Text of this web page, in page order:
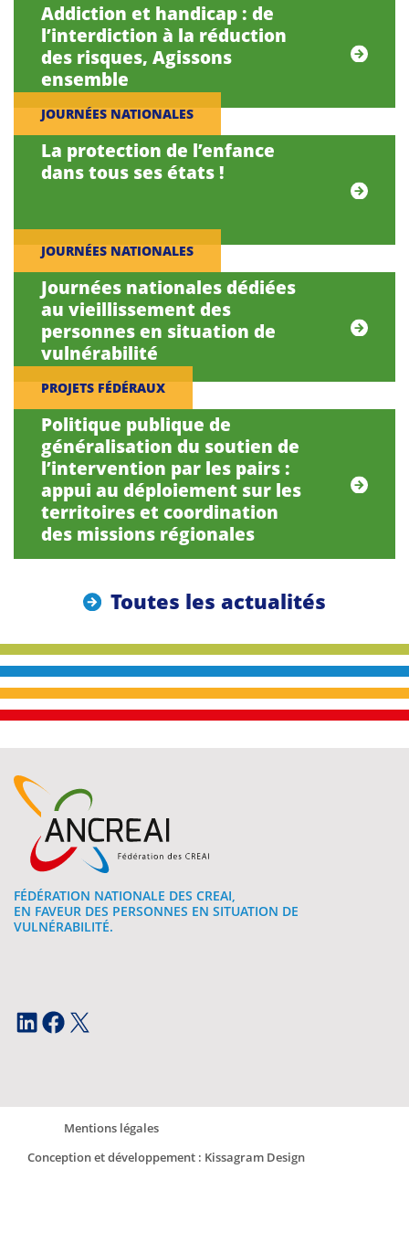
Addiction et handicap : de
l’interdiction à la réduction
des risques, Agissons
ensemble
JOURNÉES NATIONALES
La protection de l’enfance
dans tous ses états !
JOURNÉES NATIONALES
Journées nationales dédiées
au vieillissement des
personnes en situation de
vulnérabilité
PROJETS FÉDÉRAUX
Politique publique de
généralisation du soutien de
l’intervention par les pairs :
appui au déploiement sur les
territoires et coordination
des missions régionales
Toutes les actualités
FÉDÉRATION NATIONALE DES CREAI,
EN FAVEUR DES PERSONNES EN SITUATION DE
VULNÉRABILITÉ.
LinkedIn Facebook X
Mentions légales
Conception et développement : Kissagram Design